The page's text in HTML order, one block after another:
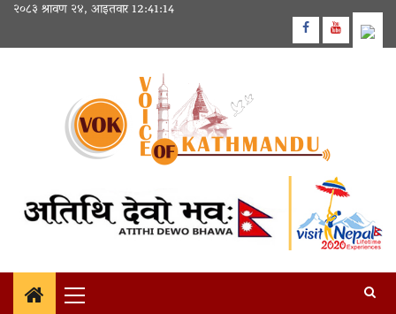
Skip
content
२०८३ श्रावण २४, आइतवार12:41:15
Facebook
Youtube
Primary
Menu